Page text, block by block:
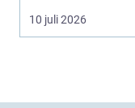
10 juli 2026